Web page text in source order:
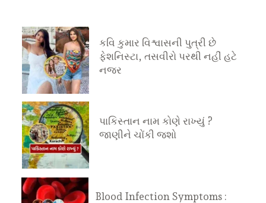
પાકિસ્તાન નામ કોણે રાખ્યું ?
જાણીને ચોંકી જશો
Blood Infection Symptoms :
કવિ કુમાર વિશ્વાસની પુત્રી છે
ફેશનિસ્ટા, તસવીરો પરથી નહીં હટે
નજર